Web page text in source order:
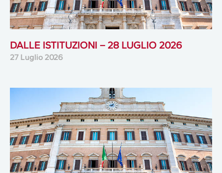
DALLE ISTITUZIONI – 28 LUGLIO 2026
27 Luglio 2026